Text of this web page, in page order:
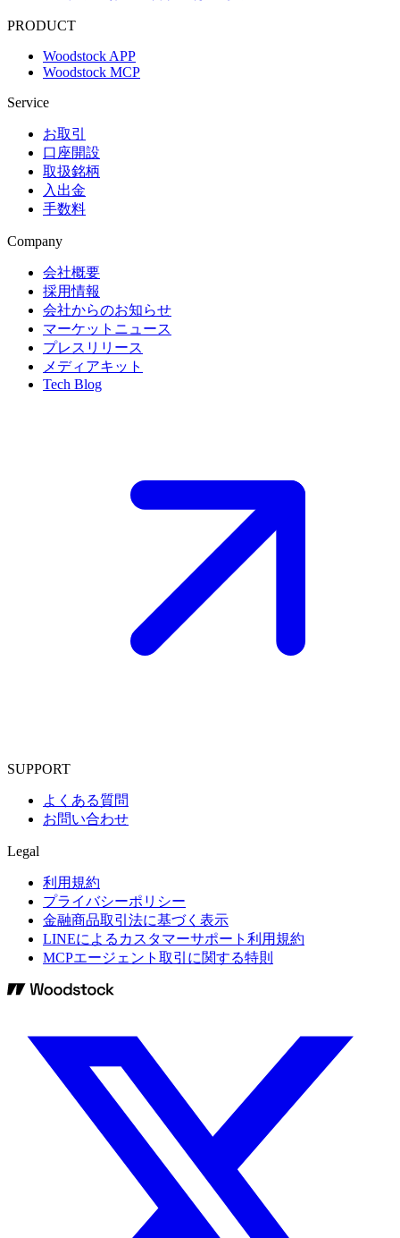
PRODUCT
Woodstock APP
Woodstock MCP
Service
お取引
口座開設
取扱銘柄
入出金
手数料
Company
会社概要
採用情報
会社からのお知らせ
マーケットニュース
プレスリリース
メディアキット
Tech Blog
SUPPORT
よくある質問
お問い合わせ
Legal
利用規約
プライバシーポリシー
金融商品取引法に基づく表示
LINEによるカスタマーサポート利用規約
MCPエージェント取引に関する特則